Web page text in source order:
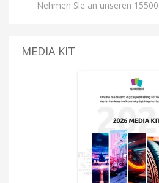
Nehmen Sie an unseren
MEDIA KIT